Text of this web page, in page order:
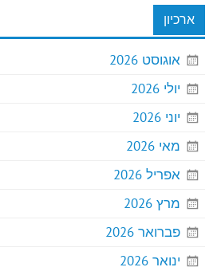
ארכיון
אוגוסט 2026
יולי 2026
יוני 2026
מאי 2026
אפריל 2026
מרץ 2026
פברואר 2026
ינואר 2026